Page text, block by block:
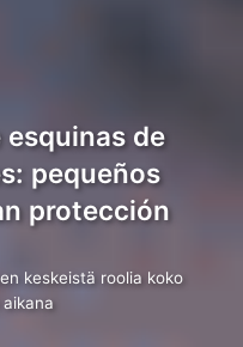
de
pequeños
protección
keskeistä roolia koko